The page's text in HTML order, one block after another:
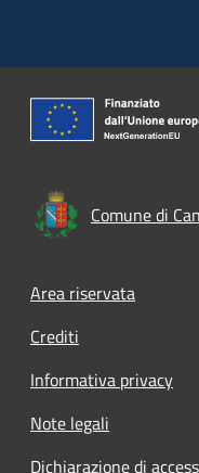
Comune di
Footer menu
Area riservata
Crediti
Informativa privacy
Note legali
Dichiarazione di